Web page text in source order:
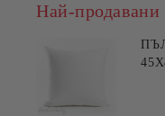
Най-продавани